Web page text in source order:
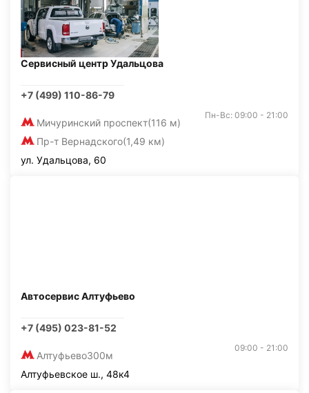
Сервисный центр Удальцова
+7 (499) 110-86-79
Мичуринский проспект(116 м)
Пр-т Вернадского(1,49 км)
Пн-Вс: 09:00 - 21:00
ул. Удальцова, 60
Автосервис Алтуфьево
+7 (495) 023-81-52
Алтуфьево300м
09:00 - 21:00
Алтуфьевское ш., 48к4